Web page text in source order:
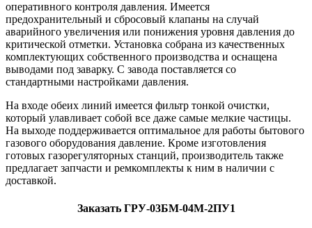
оперативного контроля давления. Имеется
предохранительный и сбросовый клапаны на случай
аварийного увеличения или понижения уровня давления до
критической отметки. Установка собрана из качественных
комплектующих собственного производства и оснащена
выводами под заварку. С завода поставляется со
стандартными настройками давления.
На входе обеих линий имеется фильтр тонкой очистки,
который улавливает собой все даже самые мелкие частицы.
На выходе поддерживается оптимальное для работы бытового
газового оборудования давление. Кроме изготовления
готовых газорегуляторных станций, производитель также
предлагает запчасти и ремкомплекты к ним в наличии с
доставкой.
Заказать ГРУ-03БМ-04М-2ПУ1